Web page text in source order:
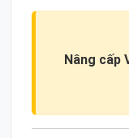
Nâng cấp